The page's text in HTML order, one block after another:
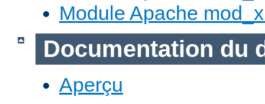
Module Apache
Documentation du
Aperçu